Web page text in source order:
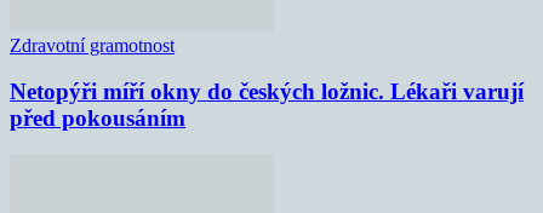
Zdravotní gramotnost
Netopýři míří okny do českých ložnic. Lékaři varují
před pokousáním